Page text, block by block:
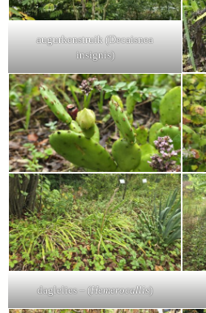
augurkenstruik (Decaisnea
insignis)
daglelies – (Hemerocallis)